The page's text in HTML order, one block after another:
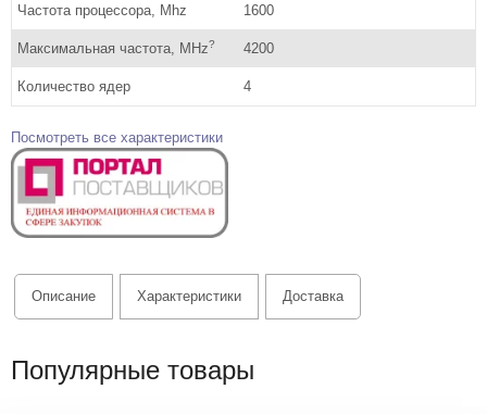
Частота процессора, Mhz 1600
Максимальная частота, MHz? 4200
Количество ядер 4
Посмотреть все характеристики
Описание Характеристики Доставка
Популярные товары